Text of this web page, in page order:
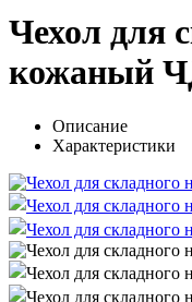
Чехол для
кожаный
Описание
Характеристики